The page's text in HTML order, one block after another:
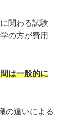
関わる試験
の方が費用
は一般的に
の違いによる